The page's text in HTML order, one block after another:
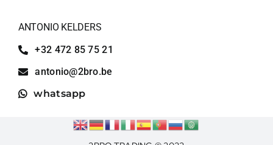
ANTONIO KELDERS
+32 472 85 75 21
antonio@2bro.be
whatsapp